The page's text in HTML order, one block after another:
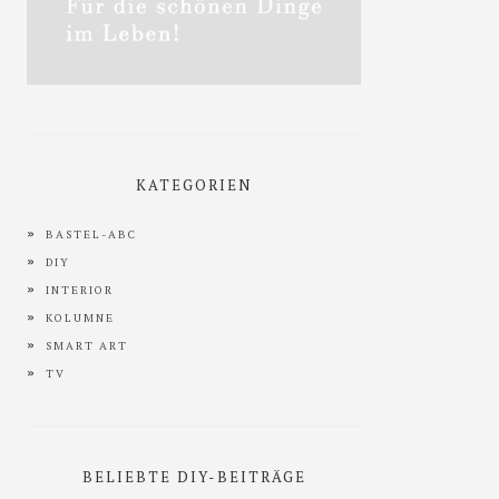
KATEGORIEN
BASTEL-ABC
DIY
INTERIOR
KOLUMNE
SMART ART
TV
BELIEBTE DIY-BEITRÄGE